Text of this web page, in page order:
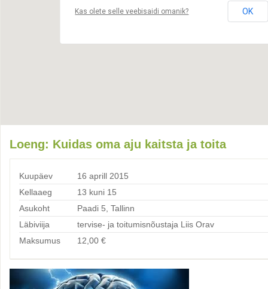
Kas olete selle veebisaidi omanik? OK
Loeng: Kuidas oma aju kaitsta ja toita
Kuupäev
16 aprill 2015
Kellaaeg
13 kuni 15
Asukoht
Paadi 5, Tallinn
Läbiviija
tervise- ja toitumisnõustaja Liis Orav
Maksumus
12,00 €